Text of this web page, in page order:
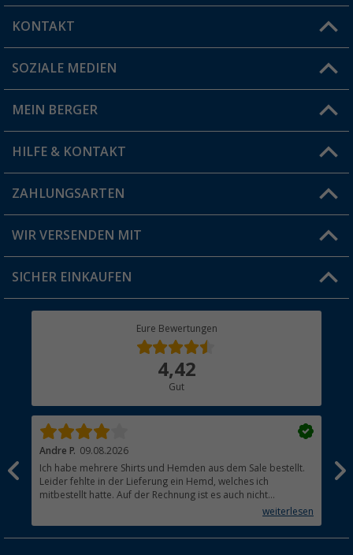
KONTAKT
Du hast eine Frage?
Filiale finden
SOZIALE MEDIEN
MEIN BERGER
Vorteilskarte
Blog
Jobs & Karriere
HILFE & KONTAKT
FAQ & Kontakt
Versandinformationen
Rücksendung
ZAHLUNGSARTEN
WIR VERSENDEN MIT
SICHER EINKAUFEN
Eure Bewertungen
4,42
Gut
Andre P. 09.08.2026
Ich habe mehrere Shirts und Hemden aus dem Sale bestellt.
Leider fehlte in der Lieferung ein Hemd, welches ich
mitbestellt hatte. Auf der Rechnung ist es auch nicht
aufgetaucht, aber es gab keinen einzigen Hinweis, dass die
weiterlesen